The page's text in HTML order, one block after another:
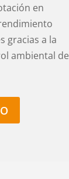
en
gracias a la
ambiental de